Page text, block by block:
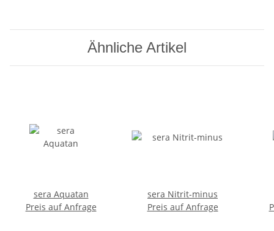
Ähnliche Artikel
sera Aquatan
Preis auf Anfrage
sera Nitrit-minus
Preis auf Anfrage